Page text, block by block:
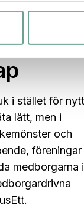
i stället för
lätt, men i
och
föreningar
medborgarna i